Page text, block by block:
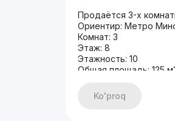
Продаётся 3-х
Ориентир: Метро
Комнат: 3
Этаж: 8
Этажность: 10
Общая площадь: 125
Мебель+Техника
Два (2) санузла
Ko'proq